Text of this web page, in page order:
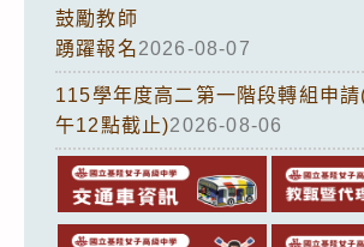
鼓勵教師
踴躍報名2026-08-07
115學年度高二第一階段轉組申
午12點截止)2026-08-06